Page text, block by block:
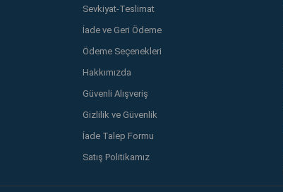
Sevkiyat-Teslimat
İade ve Geri Ödeme
Ödeme Seçenekleri
Hakkımızda
Güvenli Alışveriş
Gizlilik ve Güvenlik
İade Talep Formu
Satış Politikamız